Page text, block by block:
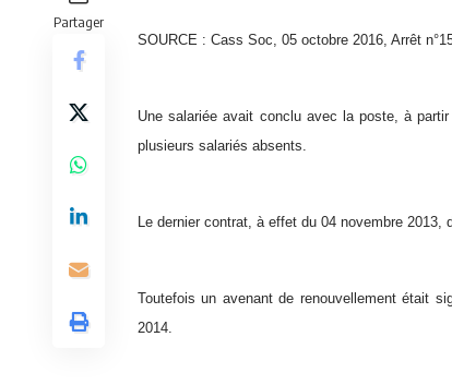
Partager
SOURCE : Cass Soc, 05 octobre 2016, Arrêt
Une salariée avait conclu avec la poste, à
plusieurs salariés absents.
Le dernier contrat, à effet du 04 novembre 2013,
Toutefois un avenant de renouvellement était
2014.